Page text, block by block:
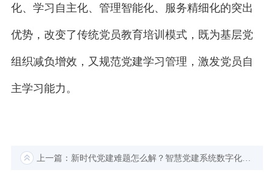
化、学习自主化、管理智能化、服务精细化的突出
优势，改变了传统党员教育培训模式，既为基层党
组织减负增效，又规范党建学习管理，激发党员自
主学习能力。
上一篇：新时代党建难题怎么解？智慧党建系统数字化破局